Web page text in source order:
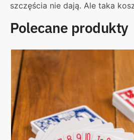
szczęścia nie dają. Ale taka
Polecane produkty